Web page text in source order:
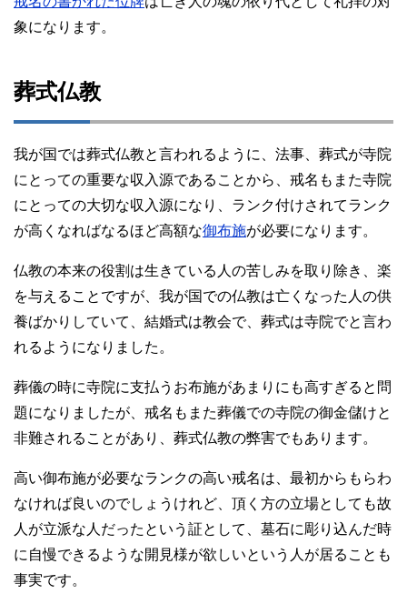
象になります。
葬式仏教
我が国では葬式仏教と言われるように、法事、葬式が寺院
にとっての重要な収入源であることから、戒名もまた寺院
にとっての大切な収入源になり、ランク付けされてランク
が高くなればなるほど高額な御布施が必要になります。
仏教の本来の役割は生きている人の苦しみを取り除き、楽
を与えることですが、我が国での仏教は亡くなった人の供
養ばかりしていて、結婚式は教会で、葬式は寺院でと言わ
れるようになりました。
葬儀の時に寺院に支払うお布施があまりにも高すぎると問
題になりましたが、戒名もまた葬儀での寺院の御金儲けと
非難されることがあり、葬式仏教の弊害でもあります。
高い御布施が必要なランクの高い戒名は、最初からもらわ
なければ良いのでしょうけれど、頂く方の立場としても故
人が立派な人だったという証として、墓石に彫り込んだ時
に自慢できるような開見様が欲しいという人が居ることも
事実です。